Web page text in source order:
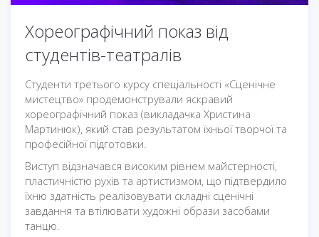
Хореографічний показ від
студентів-театралів
Студенти третього курсу спеціальності «Сценічне
мистецтво» продемонстрували яскравий
хореографічний показ (викладачка Христина
Мартинюк), який став результатом їхньої творчої та
професійної підготовки.
Виступ відзначався високим рівнем майстерності,
пластичністю рухів та артистизмом, що підтвердило
їхню здатність реалізовувати складні сценічні
завдання та втілювати художні образи засобами
танцю.